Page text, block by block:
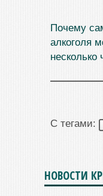
Почему
алкоголя
несколько
С тегами:
НОВОСТИ